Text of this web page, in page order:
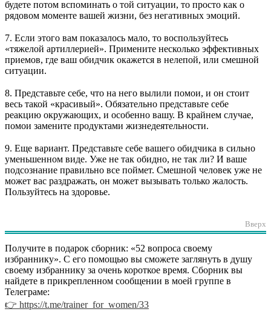
будете потом вспоминать о той ситуации, то просто как о
рядовом моменте вашей жизни, без негативных эмоций.
7. Если этого вам показалось мало, то воспользуйтесь
«тяжелой артиллерией». Примените несколько эффективных
приемов, где ваш обидчик окажется в нелепой, или смешной
ситуации.
8. Представьте себе, что на него вылили помои, и он стоит
весь такой «красивый». Обязательно представьте себе
реакцию окружающих, и особенно вашу. В крайнем случае,
помои замените продуктами жизнедеятельности.
9. Еще вариант. Представьте себе вашего обидчика в сильно
уменьшенном виде. Уже не так обидно, не так ли? И ваше
подсознание правильно все поймет. Смешной человек уже не
может вас раздражать, он может вызывать только жалость.
Пользуйтесь на здоровье.
Вверх
Получите в подарок сборник: «52 вопроса своему
избраннику». С его помощью вы сможете заглянуть в душу
своему избраннику за очень короткое время. Сборник вы
найдете в прикрепленном сообщении в моей группе в
Телеграме:
👉 https://t.me/trainer_for_women/33